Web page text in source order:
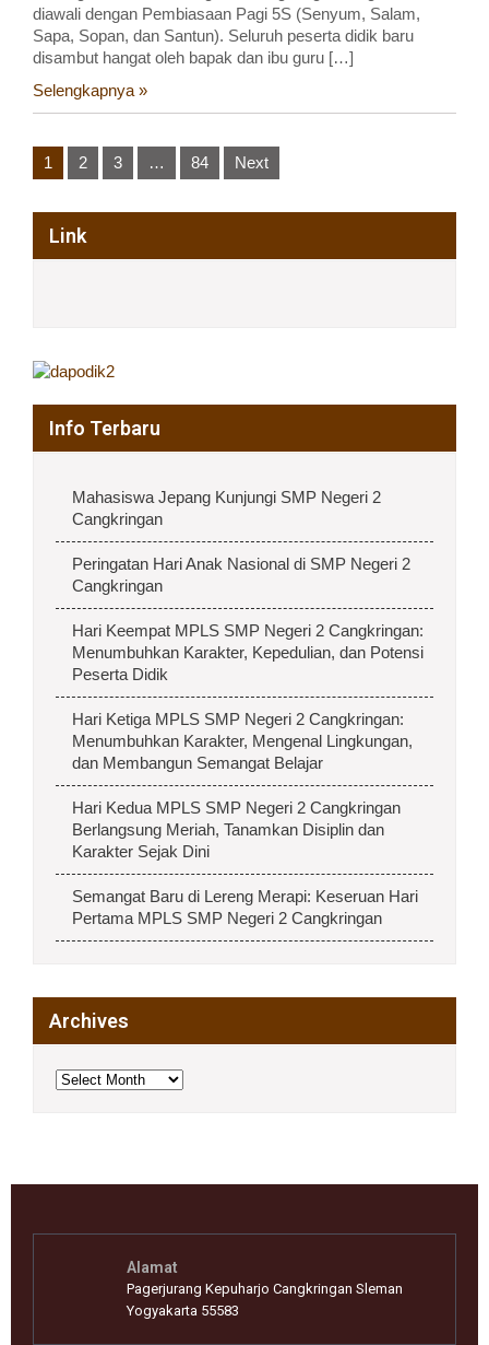
diawali dengan Pembiasaan Pagi 5S (Senyum, Salam,
Sapa, Sopan, dan Santun). Seluruh peserta didik baru
disambut hangat oleh bapak dan ibu guru […]
Selengkapnya »
Posts
pagination
1 2 3 … 84 Next
Link
Info Terbaru
Mahasiswa Jepang Kunjungi SMP Negeri 2
Cangkringan
Peringatan Hari Anak Nasional di SMP Negeri 2
Cangkringan
Hari Keempat MPLS SMP Negeri 2 Cangkringan:
Menumbuhkan Karakter, Kepedulian, dan Potensi
Peserta Didik
Hari Ketiga MPLS SMP Negeri 2 Cangkringan:
Menumbuhkan Karakter, Mengenal Lingkungan,
dan Membangun Semangat Belajar
Hari Kedua MPLS SMP Negeri 2 Cangkringan
Berlangsung Meriah, Tanamkan Disiplin dan
Karakter Sejak Dini
Semangat Baru di Lereng Merapi: Keseruan Hari
Pertama MPLS SMP Negeri 2 Cangkringan
Archives
Archives
Alamat
Pagerjurang Kepuharjo Cangkringan Sleman
Yogyakarta 55583